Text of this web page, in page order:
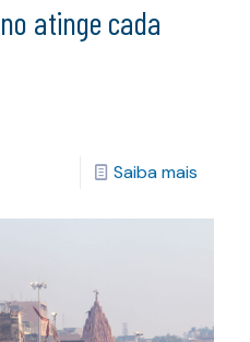
atinge cada
Saiba mais